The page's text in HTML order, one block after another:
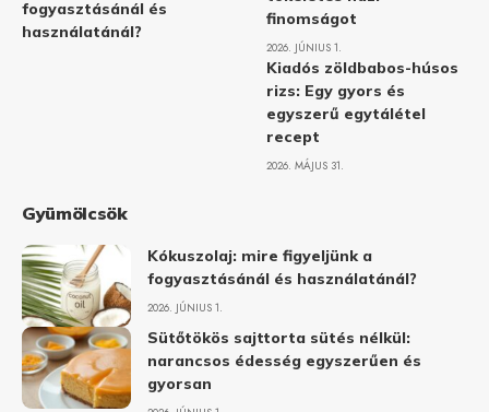
fogyasztásánál és
használatánál?
finomságot
2026. JÚNIUS 1.
Kiadós zöldbabos-húsos
rizs: Egy gyors és
egyszerű egytálétel
recept
2026. MÁJUS 31.
Gyümölcsök
Kókuszolaj: mire figyeljünk a
fogyasztásánál és használatánál?
2026. JÚNIUS 1.
Sütőtökös sajttorta sütés nélkül:
narancsos édesség egyszerűen és
gyorsan